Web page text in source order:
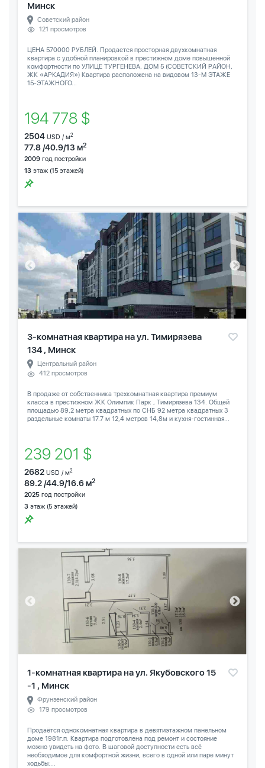
Минск
Советский район
121 просмотров
ЦЕНА 570000 РУБЛЕЙ. Продается просторная двухкомнатная
квартира с удобной планировкой в престижном доме повышенной
комфортности по УЛИЦЕ ТУРГЕНЕВА, ДОМ 5 (СОВЕТСКИЙ РАЙОН,
ЖК «АРКАДИЯ») Квартира расположена на видовом 13-М ЭТАЖЕ
15-ЭТАЖНОГО...
194 778 $
2504 USD / м2
77.8 /40.9/13 м2
2009 год постройки
13 этаж (15 этажей)
3-комнатная квартира на ул. Тимирязева
134 , Минск
Центральный район
412 просмотров
В продаже от собственника трехкомнатная квартира премиум
класса в престижном ЖК Олимпик Парк , Тимирязева 134. Общей
площадью 89,2 метра квадратных по СНБ 92 метра квадратных 3
раздельные комнаты 17.7 м 12,4 метров 14,8м и кухня-гостинная...
239 201 $
2682 USD / м2
89.2 /44.9/16.6 м2
2025 год постройки
3 этаж (5 этажей)
1-комнатная квартира на ул. Якубовского 15
-1 , Минск
Фрунзенский район
179 просмотров
Продаётся однокомнатная квартира в девятиэтажном панельном
доме 1981г.п. Квартира подготовлена под ремонт и состояние
можно увидеть на фото. В шаговой доступности есть всё
необходимое для комфортной жизни, всего в одной или паре минут
ходьбы:...